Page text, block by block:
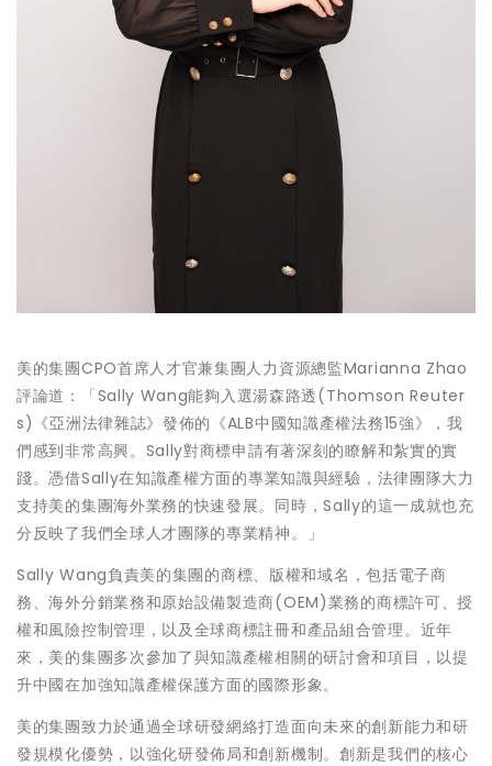
美的集團CPO首席人才官兼集團人力資源總監Marianna Zhao
評論道：「Sally Wang能夠入選湯森路透(Thomson Reuter
s)《亞洲法律雜誌》發佈的《ALB中國知識產權法務15強》，我
們感到非常高興。Sally對商標申請有著深刻的瞭解和紮實的實
踐。憑借Sally在知識產權方面的專業知識與經驗，法律團隊大力
支持美的集團海外業務的快速發展。同時，Sally的這一成就也充
分反映了我們全球人才團隊的專業精神。」
Sally Wang負責美的集團的商標、版權和域名，包括電子商
務、海外分銷業務和原始設備製造商(OEM)業務的商標許可、授
權和風險控制管理，以及全球商標註冊和產品組合管理。近年
來，美的集團多次參加了與知識產權相關的研討會和項目，以提
升中國在加強知識產權保護方面的國際形象。
美的集團致力於通過全球研發網絡打造面向未來的創新能力和研
發規模化優勢，以強化研發佈局和創新機制。創新是我們的核心